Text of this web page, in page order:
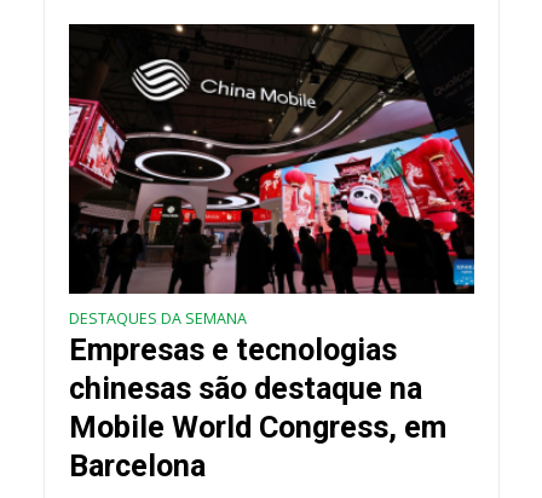
DESTAQUES DA SEMANA
Empresas e tecnologias
chinesas são destaque na
Mobile World Congress, em
Barcelona